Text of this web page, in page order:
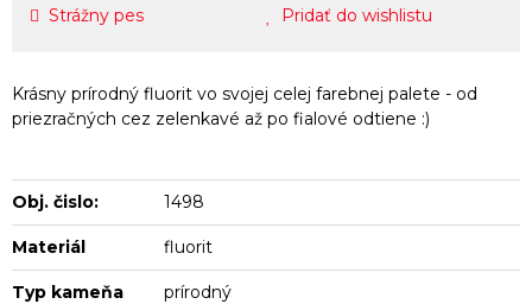
Strážny pes Pridať do wishlistu
Krásny prírodný fluorit vo svojej celej farebnej palete - od
priezračných cez zelenkavé až po fialové odtiene :)
Obj. čislo: 1498
Materiál fluorit
Typ kameňa prírodný